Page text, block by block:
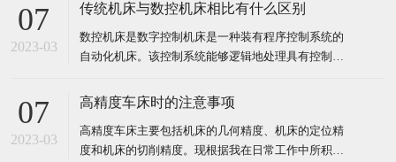
07
2023-03
传统机床与数控机床相比有什么区别
数控机床是数字控制机床是一种装有程序控制系统的
自动化机床。该控制系统能够逻辑地处理具有控制编
化的数字表示，通过信息载体输入数控装置。经运算
作，按图纸要求的形状和尺寸，自动地将零件加工出
来。 对加工对象的适应性
07
2023-03
高精度车床时的注意事项
高精度车床主要包括机床的几何精度、机床的定位精
度和机床的切削精度。现根据我在日常工作中所积累